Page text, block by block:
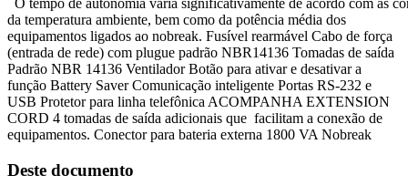
O tempo de autonomia varia significativamente de acordo com as
da temperatura ambiente, bem como da potência média dos
equipamentos ligados ao nobreak. Fusível rearmável Cabo de força
(entrada de rede) com plugue padrão NBR14136 Tomadas de saída
Padrão NBR 14136 Ventilador Botão para ativar e desativar a
função Battery Saver Comunicação inteligente Portas RS-232 e
USB Protetor para linha telefônica ACOMPANHA EXTENSION
CORD 4 tomadas de saída adicionais que facilitam a conexão de
equipamentos. Conector para bateria externa 1800 VA Nobreak
Deste documento